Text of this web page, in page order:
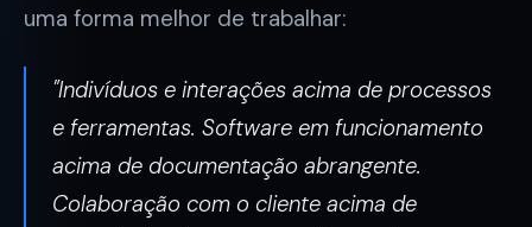
uma forma melhor de trabalhar:
"Indivíduos e interações acima de processos
e ferramentas. Software em funcionamento
acima de documentação abrangente.
Colaboração com o cliente acima de